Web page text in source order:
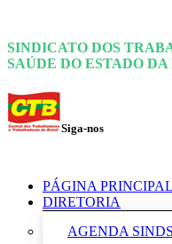
SINDICATO DOS
SAÚDE DO ESTADO
Siga-nos
PÁGINA PRINCIPAL
DIRETORIA
AGENDA